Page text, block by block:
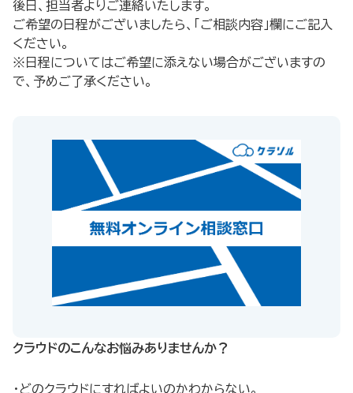
後日、担当者よりご連絡いたします。
ご希望の日程がございましたら、「ご相談内容」欄にご記入
ください。
※日程についてはご希望に添えない場合がございますの
で、予めご了承ください。
クラウドのこんなお悩みありませんか？
・どのクラウドにすればよいのかわからない。